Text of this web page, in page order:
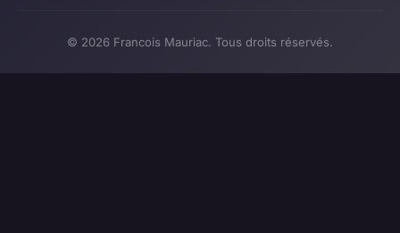
© 2026 Francois Mauriac. Tous droits réservés.